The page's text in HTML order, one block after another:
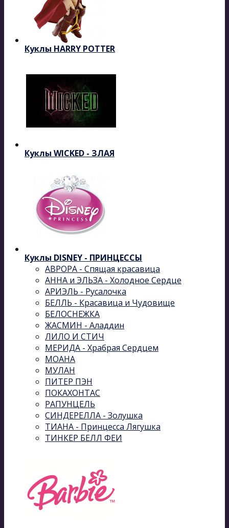
Куклы HARRY POTTER
Куклы WICKED - ЗЛАЯ
Куклы DISNEY - ПРИНЦЕССЫ
АВРОРА - Спящая красавица
АННА и ЭЛЬЗА - Холодное Сердце
АРИЭЛЬ - Русалочка
БЕЛЛЬ - Красавица и Чудовище
БЕЛОСНЕЖКА
ЖАСМИН - Аладдин
ЛИЛО И СТИЧ
МЕРИДА - Храбрая Сердцем
МОАНА
МУЛАН
ПИТЕР ПЭН
ПОКАХОНТАС
РАПУНЦЕЛЬ
СИНДЕРЕЛЛА - Золушка
ТИАНА - Принцесса Лягушка
ТИНКЕР БЕЛЛ ФЕИ